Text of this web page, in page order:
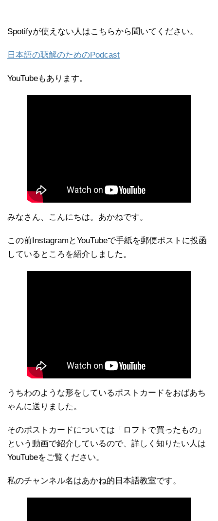
Spotifyが使えない人はこちらから聞いてください。
日本語の聴解のためのPodcast
YouTubeもあります。
みなさん、こんにちは。あかねです。
この前InstagramとYouTubeで手紙を郵便ポストに投函
しているところを紹介しました。
うちわのような形をしているポストカードをおばあち
ゃんに送りました。
そのポストカードについては「ロフトで買ったもの」
という動画で紹介しているので、詳しく知りたい人は
YouTubeをご覧ください。
私のチャンネル名はあかね的日本語教室です。